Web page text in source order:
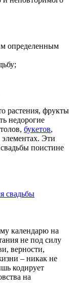
определенным
растения, фрукты
недорогие
букетов,
Эти
поистине
календарю на
не под силу
верности,
– никак не
кодирует
на